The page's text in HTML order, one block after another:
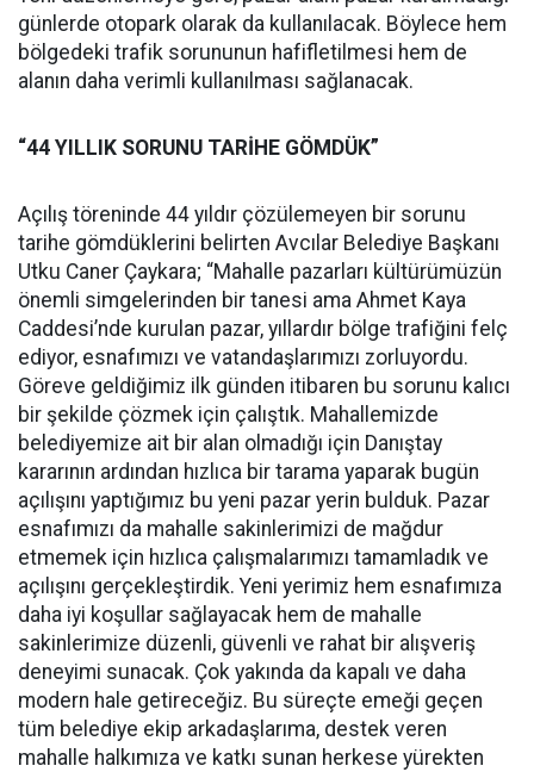
günlerde otopark olarak da kullanılacak. Böylece hem
bölgedeki trafik sorununun hafifletilmesi hem de
alanın daha verimli kullanılması sağlanacak.
“44 YILLIK SORUNU TARİHE GÖMDÜK”
Açılış töreninde 44 yıldır çözülemeyen bir sorunu
tarihe gömdüklerini belirten Avcılar Belediye Başkanı
Utku Caner Çaykara; “Mahalle pazarları kültürümüzün
önemli simgelerinden bir tanesi ama Ahmet Kaya
Caddesi’nde kurulan pazar, yıllardır bölge trafiğini felç
ediyor, esnafımızı ve vatandaşlarımızı zorluyordu.
Göreve geldiğimiz ilk günden itibaren bu sorunu kalıcı
bir şekilde çözmek için çalıştık. Mahallemizde
belediyemize ait bir alan olmadığı için Danıştay
kararının ardından hızlıca bir tarama yaparak bugün
açılışını yaptığımız bu yeni pazar yerin bulduk. Pazar
esnafımızı da mahalle sakinlerimizi de mağdur
etmemek için hızlıca çalışmalarımızı tamamladık ve
açılışını gerçekleştirdik. Yeni yerimiz hem esnafımıza
daha iyi koşullar sağlayacak hem de mahalle
sakinlerimize düzenli, güvenli ve rahat bir alışveriş
deneyimi sunacak. Çok yakında da kapalı ve daha
modern hale getireceğiz. Bu süreçte emeği geçen
tüm belediye ekip arkadaşlarıma, destek veren
mahalle halkımıza ve katkı sunan herkese yürekten